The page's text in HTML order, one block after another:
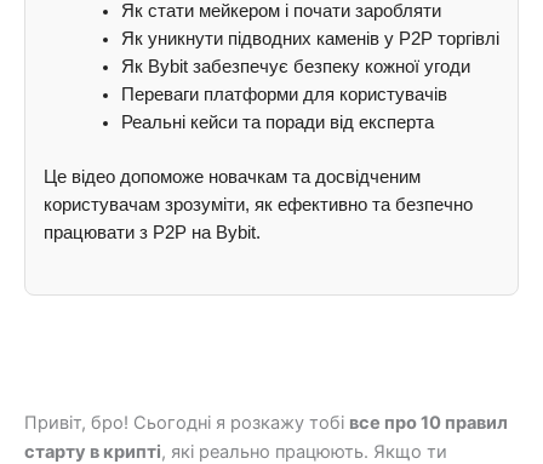
Як стати мейкером і почати заробляти
Як уникнути підводних каменів у P2P торгівлі
Як Bybit забезпечує безпеку кожної угоди
Переваги платформи для користувачів
Реальні кейси та поради від експерта
Це відео допоможе новачкам та досвідченим
користувачам зрозуміти, як ефективно та безпечно
працювати з P2P на Bybit.
Привіт, бро! Сьогодні я розкажу тобі все про 10 правил
старту в крипті, які реально працюють. Якщо ти